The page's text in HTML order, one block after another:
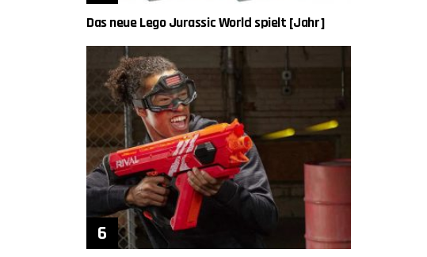
Das neue Lego Jurassic World spielt [Jahr]